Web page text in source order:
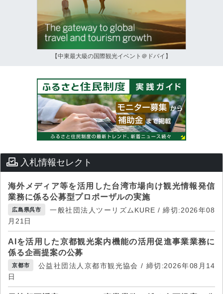
【中東最大級の国際観光イベント＠ドバイ】
入札情報セレクト
海外メディア等を活用した台湾市場向け観光情報発信
業務に係る公募型プロポーザルの実施
広島県呉市
一般社団法人ツーリズムKURE / 締切:2026年08
月21日
AIを活用した京都観光案内機能の活用促進事業業務に
係る企画提案の公募
京都市
公益社団法人京都市観光協会 / 締切:2026年08月14
日